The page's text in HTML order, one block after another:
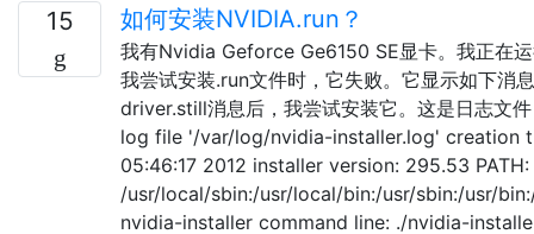
15 如何安装NVIDIA.run？
我有Nvidia Geforce Ge6150 SE显卡。我正在
我尝试安装.run文件时，它失败。它显示如下消
driver.still消息后，我尝试安装它。这是日志文
log file '/var/log/nvidia-installer.log' creation
05:46:17 2012 installer version: 295.53 PATH:
/usr/local/sbin:/usr/local/bin:/usr/sbin:/usr/
nvidia-installer command line: ./nvidia-